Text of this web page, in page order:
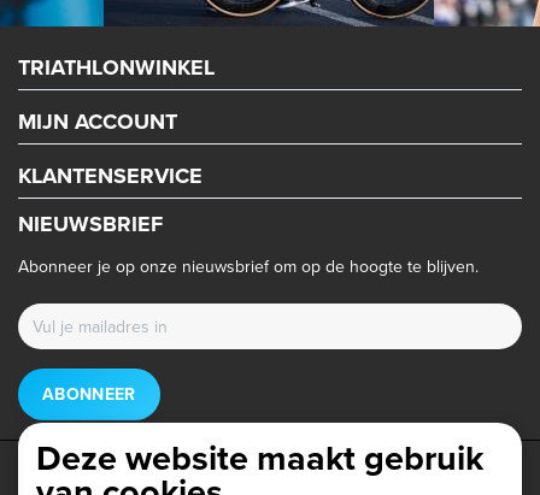
TRIATHLONWINKEL
MIJN ACCOUNT
KLANTENSERVICE
NIEUWSBRIEF
Abonneer je op onze nieuwsbrief om op de hoogte te blijven.
ABONNEER
Deze website maakt gebruik